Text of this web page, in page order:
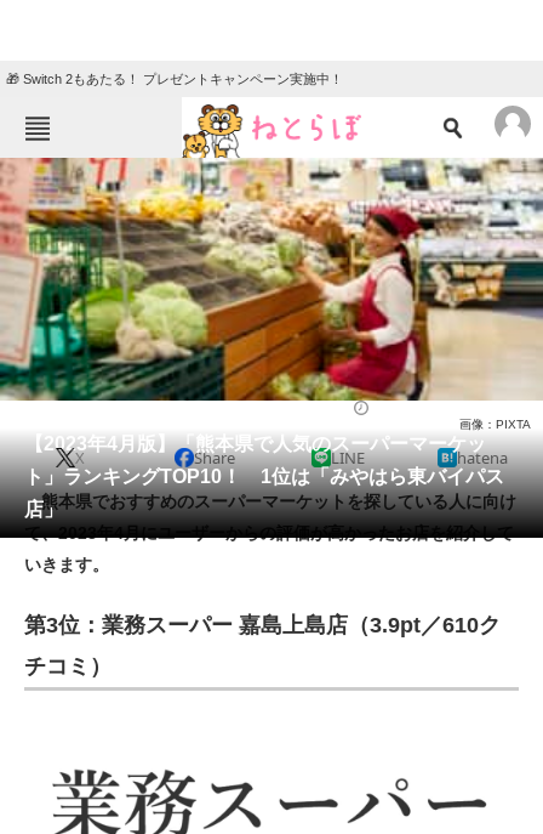
🎁 Switch 2もあたる！ プレゼントキャンペーン実施中！
ねとらぼメニュー
TOP ニュース
エンタメ クイズ
グルメ 地域
住まい 教育・育児
動物 リサーチ
会員記事
メディア
注目記事を集めた総合ページ
ビジネスと働き方のヒント
【2023年4月版】「熊本県で人気のスーパーマーケッ
ト」ランキングTOP10！ 1位は「みやはら東バイパス
店」
画像：PIXTA
X Share LINE hatena
熊本県でおすすめのスーパーマーケットを探している人に向け
て、2023年4月にユーザーからの評価が高かったお店を紹介して
いきます。
第3位：業務スーパー 嘉島上島店（3.9pt／610ク
チコミ）